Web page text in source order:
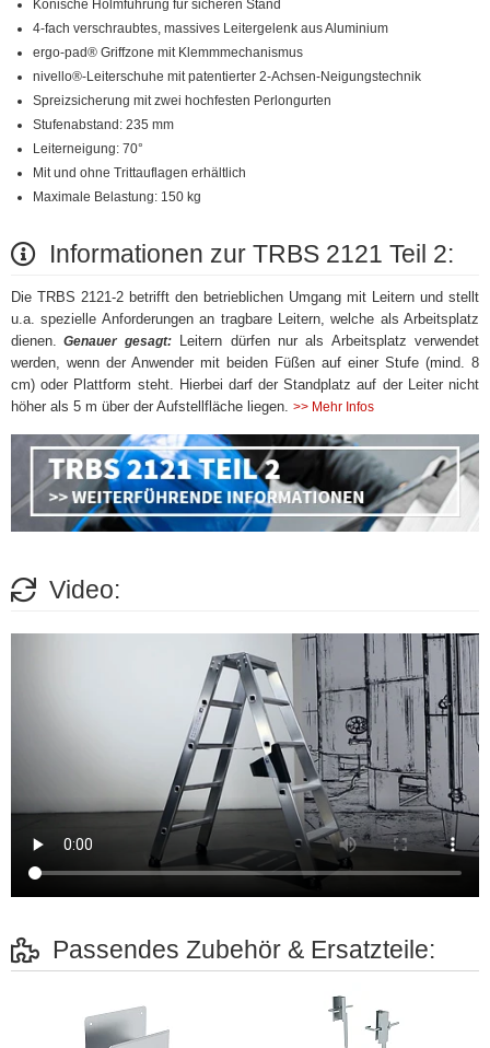
Konische Holmführung für sicheren Stand
4-fach verschraubtes, massives Leitergelenk aus Aluminium
ergo-pad® Griffzone mit Klemmmechanismus
nivello®-Leiterschuhe mit patentierter 2-Achsen-Neigungstechnik
Spreizsicherung mit zwei hochfesten Perlongurten
Stufenabstand: 235 mm
Leiterneigung: 70°
Mit und ohne Trittauflagen erhältlich
Maximale Belastung: 150 kg
Informationen zur TRBS 2121 Teil 2:
Die TRBS 2121-2 betrifft den betrieblichen Umgang mit Leitern und stellt
u.a. spezielle Anforderungen an tragbare Leitern, welche als Arbeitsplatz
dienen.
Genauer gesagt:Leitern dürfen nur als Arbeitsplatz verwendet
werden, wenn der Anwender mit beiden Füßen auf einer Stufe (mind. 8
cm) oder Plattform steht. Hierbei darf der Standplatz auf der Leiter nicht
höher als 5 m über der Aufstellfläche liegen. >> Mehr Infos
Video:
Passendes Zubehör & Ersatzteile: